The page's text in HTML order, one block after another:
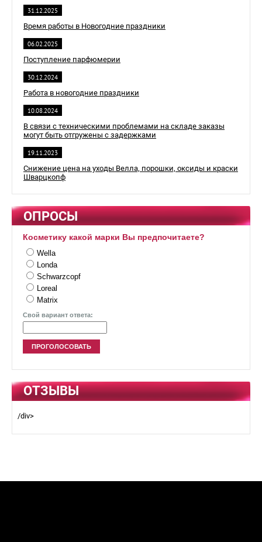
31.12.2025
Время работы в Новогодние праздники
06.02.2025
Поступление парфюмерии
30.12.2024
Работа в новогодние праздники
10.08.2024
В связи с техническими проблемами на складе заказы
могут быть отгружены с задержками
19.11.2023
Снижение цена на уходы Велла, порошки, оксиды и краски
Шварцкопф
ОПРОСЫ
Косметику какой марки Вы предпочитаете?
Wella
Londa
Schwarzcopf
Loreal
Matrix
Свой вариант ответа:
ОТЗЫВЫ
/div>